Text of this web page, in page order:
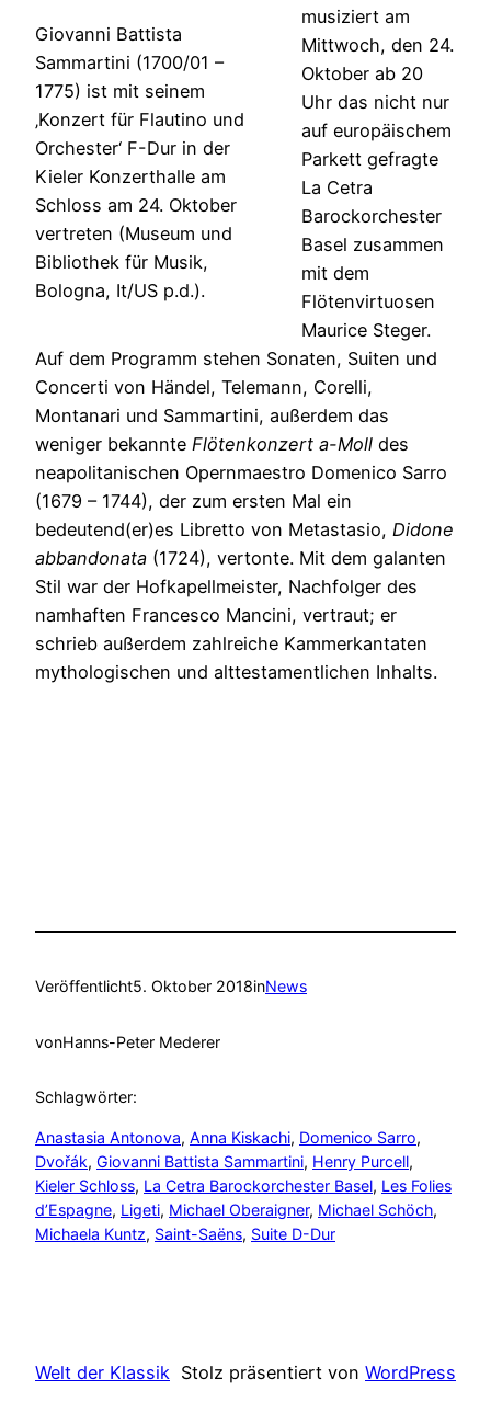
Giovanni Battista
Sammartini (1700/01 –
1775) ist mit seinem
‚Konzert für Flautino und
Orchester‘ F-Dur in der
Kieler Konzerthalle am
Schloss am 24. Oktober
vertreten (Museum und
Bibliothek für Musik,
Bologna, It/US p.d.).
musiziert am
Mittwoch, den 24.
Oktober ab 20
Uhr das nicht nur
auf europäischem
Parkett gefragte
La Cetra
Barockorchester
Basel zusammen
mit dem
Flötenvirtuosen
Maurice Steger.
Auf dem Programm stehen Sonaten, Suiten und
Concerti von Händel, Telemann, Corelli,
Montanari und Sammartini, außerdem das
weniger bekannte Flötenkonzert a-Moll des
neapolitanischen Opernmaestro Domenico Sarro
(1679 – 1744), der zum ersten Mal ein
bedeutend(er)es Libretto von Metastasio, Didone
abbandonata (1724), vertonte. Mit dem galanten
Stil war der Hofkapellmeister, Nachfolger des
namhaften Francesco Mancini, vertraut; er
schrieb außerdem zahlreiche Kammerkantaten
mythologischen und alttestamentlichen Inhalts.
Veröffentlicht5. Oktober 2018inNews
vonHanns-Peter Mederer
Schlagwörter:
Anastasia Antonova, Anna Kiskachi, Domenico Sarro
Dvořák, Giovanni Battista Sammartini, Henry Purcell
Kieler Schloss, La Cetra Barockorchester Basel, Les Folies
d’Espagne, Ligeti, Michael Oberaigner, Michael Schöch
Michaela Kuntz, Saint-Saëns, Suite D-Dur
Welt der Klassik Stolz präsentiert von WordPress